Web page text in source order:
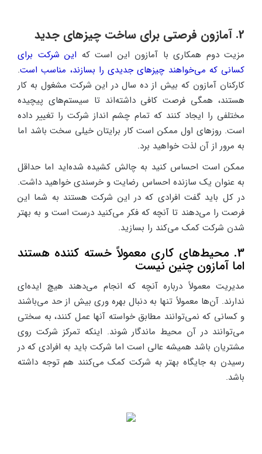
2. آمازون فرصتی برای ساخت چیزهای جدید
مزیت دوم همکاری با آمازون این است که این شرکت برای
کسانی که می‌خواهند چیزهای جدیدی را بسازند، مناسب است.
کارکنان آمازون که بیش از ده سال در این شرکت مشغول به کار
هستند، همگی فرصت کافی داشته‌اند تا سیستم‌های پیچیده
مختلفی را ایجاد کنند که تمام چشم انداز شرکت را تغییر داده
است. روزهای اول ممکن است کار برایتان خیلی سخت باشد اما
به مرور از آن لذت خواهید برد.
ممکن است احساس کنید به چالش کشیده شده‌اید اما حداقل
به عنوان یک سازنده احساس رضایت و خرسندی خواهید داشت.
در کل باید گفت افرادی که در این شرکت هستند به شما این
فرصت را می‌دهند تا آنچه که فکر می‌کنید درست است و به بهتر
شدن شرکت کمک می‌کند را بسازید.
3. محیط‌های کاری معمولاً خسته کننده هستند
اما آمازون چنین نیست
مدیریت معمولاً درباره آنچه که انجام می‌دهند هیچ ایده‌ای
ندارند. آن‌ها معمولاً تنها به دنبال بهره وری بیش از حد می‌باشند
و کسانی که نمی‌توانند مطابق خواسته آنها عمل کنند، به سختی
می‌توانند در آن محیط ماندگار شوند. اینکه تمرکز شرکت روی
مشتریان باشد همیشه عالی است اما شرکت باید به افرادی که در
رسیدن به جایگاه بهتر به شرکت کمک می‌کنند هم توجه داشته
باشد.